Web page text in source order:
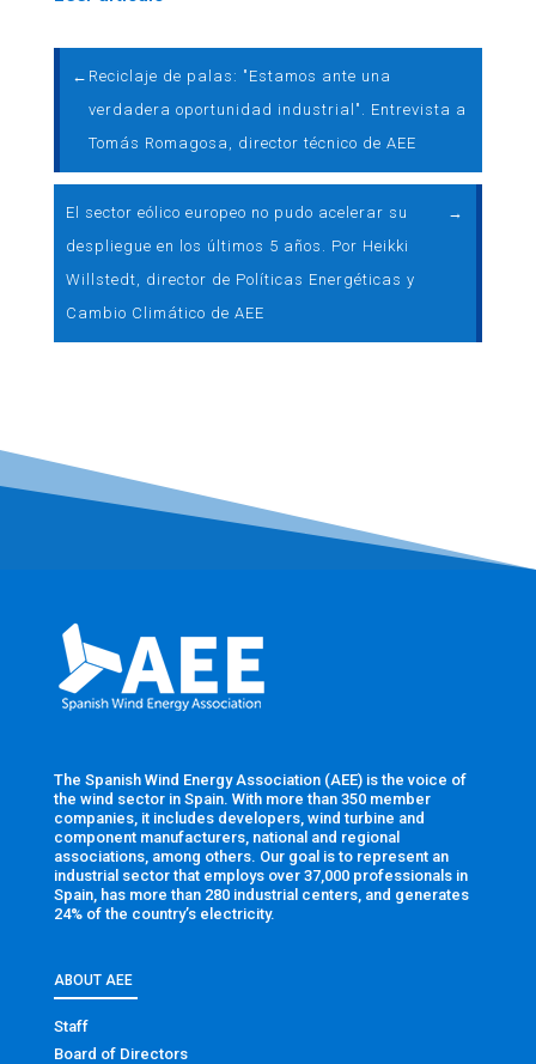
← Reciclaje de palas: "Estamos ante una
verdadera oportunidad industrial". Entrevista a
Tomás Romagosa, director técnico de AEE
El sector eólico europeo no pudo acelerar su
despliegue en los últimos 5 años. Por Heikki
Willstedt, director de Políticas Energéticas y
Cambio Climático de AEE
→
The Spanish Wind Energy Association (AEE) is the voice of
the wind sector in Spain. With more than 350 member
companies, it includes developers, wind turbine and
component manufacturers, national and regional
associations, among others. Our goal is to represent an
industrial sector that employs over 37,000 professionals in
Spain, has more than 280 industrial centers, and generates
24% of the country’s electricity.
ABOUT AEE
Staff
Board of Directors